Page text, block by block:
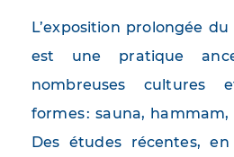
L’exposition prolongée
est une pratique
nombreuses cultures
formes : sauna,
Des études récentes,